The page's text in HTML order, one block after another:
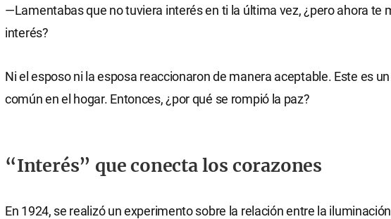
—Lamentabas que no tuviera interés en ti la última vez, ¿pero ahora te
interés?
Ni el esposo ni la esposa reaccionaron de manera aceptable. Este es
común en el hogar. Entonces, ¿por qué se rompió la paz?
“Interés” que conecta los corazones
En 1924, se realizó un experimento sobre la relación entre la